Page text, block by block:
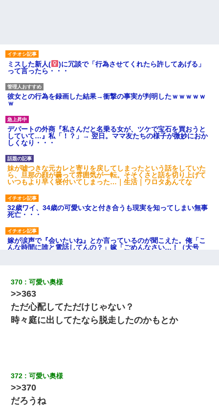
ミスした新人(
)に冗談で「行為させてくれたら許してあげる」
って言ったら・・・
彼女との行為を録画した結果→衝撃の事実が判明したｗｗｗｗｗ
ｗ
デパートの外商『私さんだと名乗る女が、ツケで宝石を買おうと
していて…』私「！？」→ 翌日。ママ友たちの様子が微妙におか
しくなり・・・
妹が嘘つきな元カレと寄りを戻してしまったという話をしていた
ら、旦那の顔が曇って雰囲気が一転。そそくさと話を切り上げて
いつもより早く寝付いてしまった…｜生活｜ワロタあんてな
32歳ワイ、34歳の可愛い女と付き合うも現実を知ってしまい無事
死亡・・・
嫁が涙声で『会いたいね』とか言っているのが聞こえた。俺「こ
んな時間に誰と電話してんの？」嫁「ごめんなさい…！（大号
【唖然】帰宅したら旦那のスポーツカーが消えていた。警察『目
立つし、すぐ見つかるかもしれません』→ 数時間後・・警察『××
さんご存じですか？』
【戦争】不妊の俺嫁に弟嫁が2日間4歳児を託児 俺嫁はそこまで気
にしてなかったが、あまりにも子供が俺嫁に懐くので最後らへん
２人・・・
新築の家で。クラクラするくらいの「白粉の匂い」が鼻につくも
嫁＆娘「そんな匂いしない…」ある日、友人奥「素敵なアンティ
370 可愛い奥様
>>363
ただ心配してただけじゃない？
時々庭に出してたなら脱走したのかもとか
372 可愛い奥様
>>370
だろうね